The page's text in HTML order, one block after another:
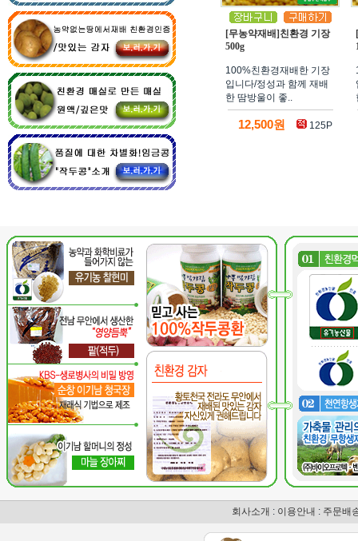
[무농약재배]친환경 기장
500g
100%친환경재배한 기장
입니다/정성과 함께 재배
한 땀방울이 좋..
12,500원 125P
회사소개 : 이용안내 : 주문배